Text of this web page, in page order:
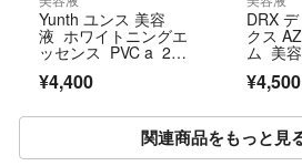
Yunth ユンス 美容
液 ホワイトニングエ
ッセンス PVC a 2
¥4,400
DRX
クス
ム 美
¥4,500
関連商品をもっと見